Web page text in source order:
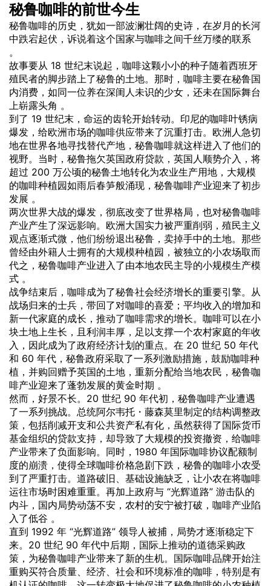
秘鲁咖啡的前世今生
秘鲁咖啡的历史，犹如一部波澜壮阔的史诗，在岁月的长河
中跌宕起伏，诉说着这个国家与咖啡之间千丝万缕的联系
。
故事要从 18 世纪末说起，咖啡这颗小小的种子随着西班牙
殖民者的脚步踏上了秘鲁的土地。那时，咖啡主要在秘鲁国
内消费，如同一位养在深闺人未识的少女，还未在国际舞台
上崭露头角 。
到了 19 世纪末，命运的齿轮开始转动。印尼的咖啡叶锈病
爆发，给欧洲市场的咖啡供应带来了沉重打击。欧洲人急切
地在世界各地寻找替代产地，秘鲁咖啡就这样进入了他们的
视野。当时，秘鲁拖欠英国政府贷款，英国人顺势介入，将
超过 200 万公顷的秘鲁土地转化为农业生产用地，大规模
的咖啡种植园如雨后春笋般涌现，秘鲁咖啡产业迎来了初步
发展 。
两次世界大战的爆发，彻底改变了世界格局，也对秘鲁咖啡
产业产生了深远影响。欧洲大国实力被严重削弱，殖民主义
观点逐渐式微，他们纷纷退出秘鲁，卖掉手中的土地。那些
曾经由外籍人士拥有的大规模种植园，被独立的小农场取而
代之，秘鲁咖啡产业进入了由本地农民主导的小规模生产模
式 。
战争结束后，咖啡成为了秘鲁社会经济增长的重要引擎。从
战场归来的士兵，带回了对咖啡的喜爱；平均收入的增加和
新一代家庭的成长，推动了咖啡需求的增长。咖啡可以在小
块土地上生长，且利润丰厚，足以支撑一个农村家庭的年收
入，因此成为了政府经济计划的重点。在 20 世纪 50 年代
和 60 年代，秘鲁政府采取了一系列激励措施，鼓励咖啡种
植，并购回赠予英国的土地，重新分配给当地农民，秘鲁咖
啡产业迎来了蓬勃发展的黄金时期 。
然而，好景不长。20 世纪 90 年代初，秘鲁咖啡产业遭遇
了一系列挑战。总统阿尔韦托・藤森莫里制定的结构调整政
策，包括削减开支和公共资产私有化，虽然获得了国际货币
基金组织的贷款支持，却导致了大规模的投资撤资，给咖啡
产业带来了负面影响。同时，1980 年国际咖啡协议配额制
度的崩溃，使得全球咖啡价格急剧下跌，秘鲁的咖啡小农受
到了严重打击。道路破旧、基础设施缺乏，让小农在将咖啡
运往市场时困难重重。再加上政府与 “光辉道路” 游击队的
内斗，国内局势动荡不安，农村的安宁被打破，咖啡产业陷
入了低谷 。
直到 1992 年 “光辉道路” 领导人被捕，局势才逐渐稳定下
来。20 世纪 90 年代中后期，国际上推动的道德采购政
策，为秘鲁咖啡产业带来了新的生机。国际咖啡品牌开始注
重购买符合质量、经济、社会和环境标准的咖啡，特别是有